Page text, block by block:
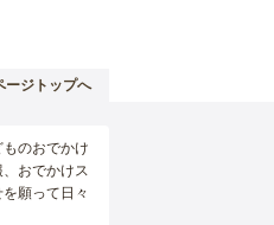
ージトップへ
のおでかけ
おでかけス
願って日々